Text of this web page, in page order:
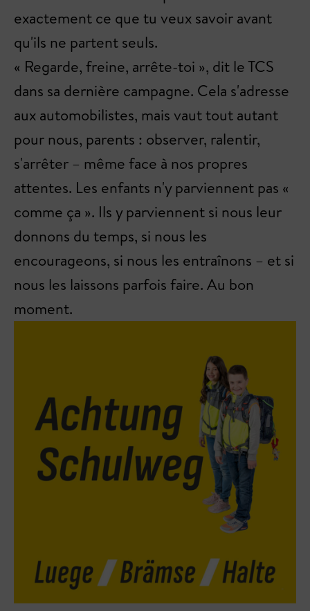
exactement ce que tu veux savoir avant
qu'ils ne partent seuls.
« Regarde, freine, arrête-toi », dit le TCS
dans sa dernière campagne. Cela s'adresse
aux automobilistes, mais vaut tout autant
pour nous, parents : observer, ralentir,
s'arrêter – même face à nos propres
attentes. Les enfants n'y parviennent pas «
comme ça ». Ils y parviennent si nous leur
donnons du temps, si nous les
encourageons, si nous les entraînons – et si
nous les laissons parfois faire. Au bon
moment.